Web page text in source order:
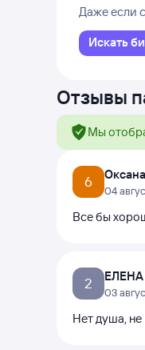
Даже если
Искать
Отзывы
Мы
6
04
Все бы
2 ЕЛЕНА
03
Нет душа,